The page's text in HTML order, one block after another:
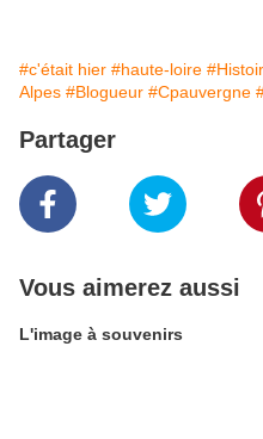
#c'était hier #haute-loire
Alpes #Blogueur #Cpauvergne
Partager
Vous aimerez aussi
L'image à souvenirs